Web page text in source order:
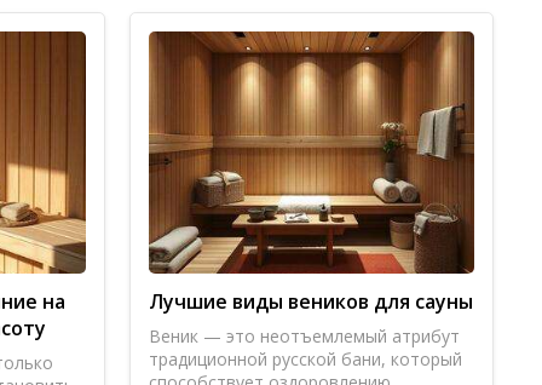
рядом та еще засада, крутились минут
на
Лучшие виды веников для сауны
Веник — это неотъемлемый атрибут
традиционной русской бани, который